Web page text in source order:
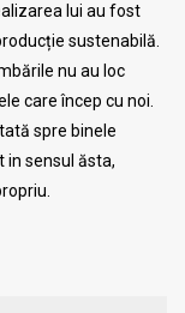
lui au fost
sustenabilă.
nu au loc
care încep cu noi.
spre binele
sensul ăsta,